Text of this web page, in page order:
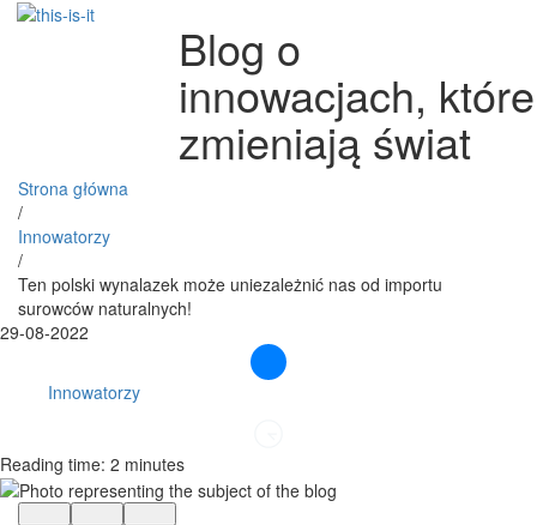
Blog o
innowacjach, które
zmieniają świat
Strona główna
/
Innowatorzy
/
Ten polski wynalazek może uniezależnić nas od importu
surowców naturalnych!
29-08-2022
Innowatorzy
Reading time: 2 minutes